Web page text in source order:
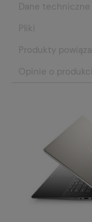
Dane techniczne
Pliki
Produkty
Opinie o